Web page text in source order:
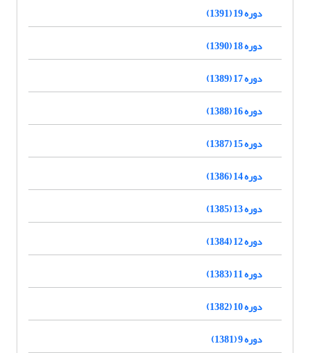
دوره 19 (1391)
دوره 18 (1390)
دوره 17 (1389)
دوره 16 (1388)
دوره 15 (1387)
دوره 14 (1386)
دوره 13 (1385)
دوره 12 (1384)
دوره 11 (1383)
دوره 10 (1382)
دوره 9 (1381)